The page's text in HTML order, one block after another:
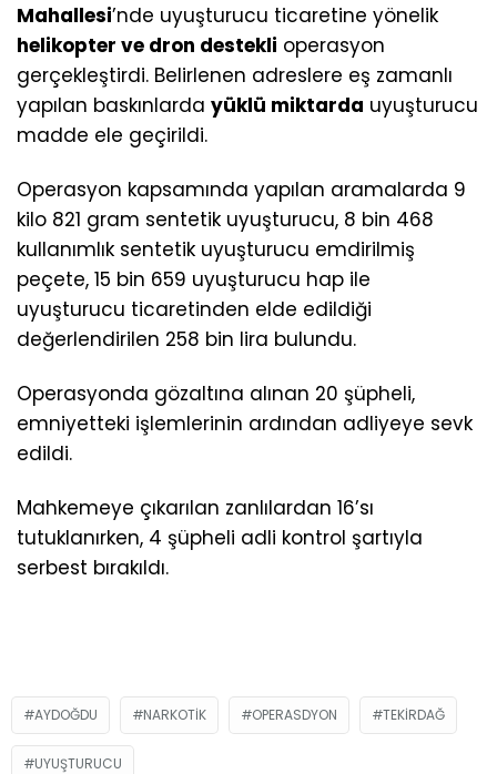
Mahallesi’nde uyuşturucu ticaretine yönelik
helikopter ve dron destekli operasyon
gerçekleştirdi. Belirlenen adreslere eş zamanlı
yapılan baskınlarda yüklü miktarda uyuşturucu
madde ele geçirildi.
Operasyon kapsamında yapılan aramalarda 9
kilo 821 gram sentetik uyuşturucu, 8 bin 468
kullanımlık sentetik uyuşturucu emdirilmiş
peçete, 15 bin 659 uyuşturucu hap ile
uyuşturucu ticaretinden elde edildiği
değerlendirilen 258 bin lira bulundu.
Operasyonda gözaltına alınan 20 şüpheli,
emniyetteki işlemlerinin ardından adliyeye sevk
edildi.
Mahkemeye çıkarılan zanlılardan 16’sı
tutuklanırken, 4 şüpheli adli kontrol şartıyla
serbest bırakıldı.
AYDOĞDU NARKOTIK OPERASDYON TEKIRDAĞ
UYUŞTURUCU